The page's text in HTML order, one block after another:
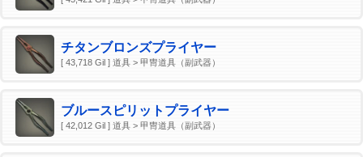
チタンブロンズプライヤー
[ 43,718 Gil ] 道具 > 甲冑道具（副武器）
ブルースピリットプライヤー
[ 42,012 Gil ] 道具 > 甲冑道具（副武器）